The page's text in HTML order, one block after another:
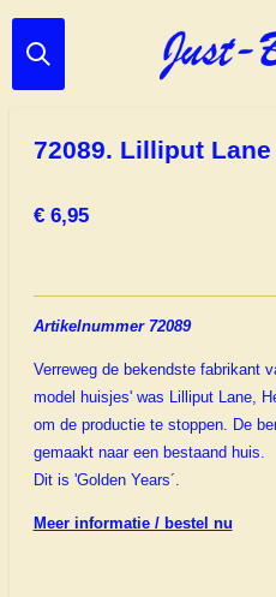
Ga
direct
72089. Lilliput Lane
€ 6,95
Artikelnummer 72089
Verreweg de bekendste fabrikant
model huisjes' was Lilliput Lane,
om de productie te stoppen. De
gemaakt naar een bestaand huis.
Dit is 'Golden Years´.
Meer informatie / bestel nu